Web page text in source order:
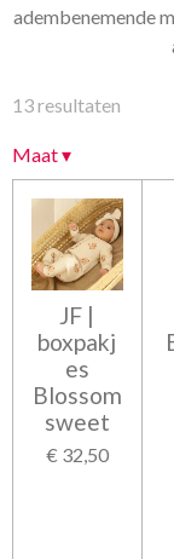
adembenemende
13 resultaten
Maat▾
JF |
boxpakj
es
Blossom
sweet
€ 32,50